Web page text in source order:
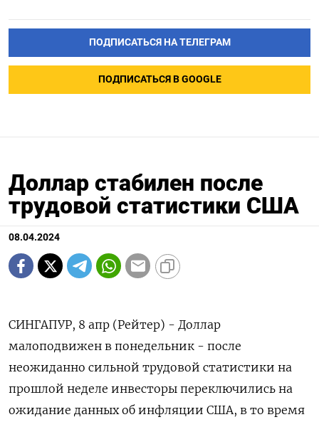
ПОДПИСАТЬСЯ НА ТЕЛЕГРАМ
ПОДПИСАТЬСЯ В GOOGLE
Доллар стабилен после
трудовой статистики США
08.04.2024
СИНГАПУР, 8 апр (Рейтер) - Доллар
малоподвижен в понедельник - после
неожиданно сильной трудовой статистики на
прошлой неделе инвесторы переключились на
ожидание данных об инфляции США, в то время